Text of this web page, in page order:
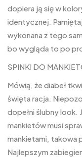
dopiera ją się w
identycznej.
wykonana z tego
bo wygląda to po
SPINKI DO
Mówią, że diabeł
święta racja.
dopełni ślubny look.
mankietów musi
mankietami, takowa
Najlepszym